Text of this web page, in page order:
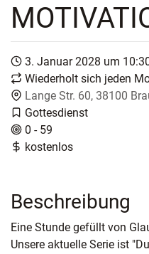
3. Januar 2028 um
Wiederholt sich jeden
Lange Str. 60, 38100
Gottesdienst
0 - 59
kostenlos
Beschreibung
Eine Stunde gefüllt von
Unsere aktuelle Serie ist